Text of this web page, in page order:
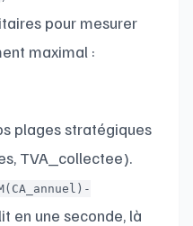
pour mesurer
maximal :
plages stratégiques
TVA_collectee).
en une seconde, là